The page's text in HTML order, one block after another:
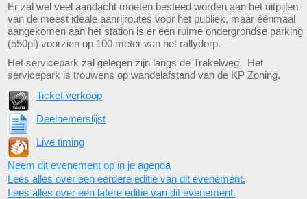
Er zal wel veel aandacht moeten besteed worden aan het uitpijlen
van de meest ideale aanrijroutes voor het publiek, maar éénmaal
aangekomen aan het station is er een ruime ondergrondse parking
(550pl) voorzien op 100 meter van het rallydorp.
Het servicepark zal gelegen zijn langs de Trakelweg. Het
servicepark is trouwens op wandelafstand van de KP Zoning.
Ticket verkoop
Deelnemerslijst
Live timing
Neem dit evenement op in je agenda
Lees alles over een eerdere editie van dit evenement.
Lees alles over een latere editie van dit evenement.